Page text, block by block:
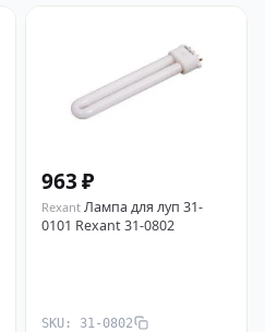
963 ₽
Rexant Лампа для луп 31-
0101 Rexant 31-0802
SKU: 31-0802